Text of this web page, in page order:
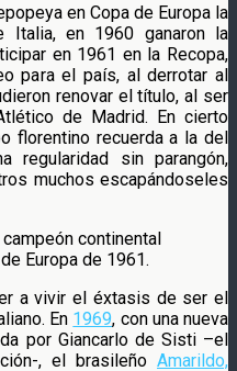
en Copa de Europa la
Italia, en 1960 ganaron la
en 1961 en la Recopa,
para el país, al derrotar al
renovar el título, al ser
de Madrid. En cierto
florentino recuerda a la del
regularidad sin parangón,
muchos escapándoseles
continental
Europa de 1961.
a vivir el éxtasis de ser el
En 1969, con una nueva
por Giancarlo de Sisti –el
, el brasileño Amarildo,